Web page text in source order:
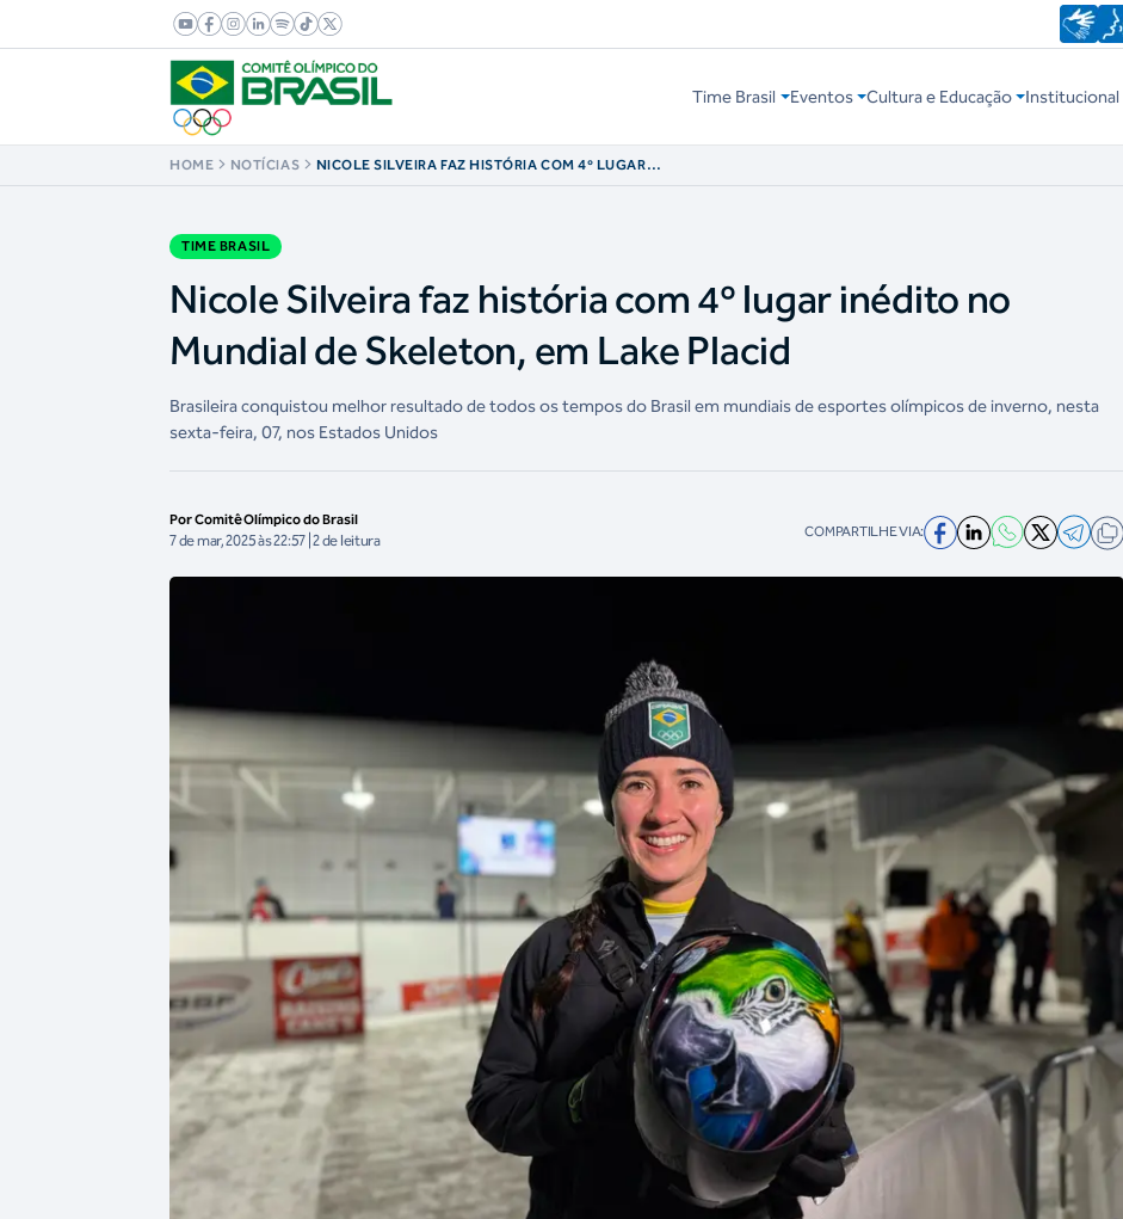
Time Brasil Eventos Cultura e Educação Institucional
HOME NOTÍCIAS
NICOLE SILVEIRA FAZ HISTÓRIA COM 4º LUGAR
TIME BRASIL
Nicole Silveira faz história com 4º lugar inédito no
Mundial de Skeleton, em Lake Placid
Brasileira conquistou melhor resultado de todos os tempos do Brasil em mundiais de esportes olímpicos de inverno, nesta
sexta-feira, 07, nos Estados Unidos
Por Comitê Olímpico do Brasil
7 de mar, 2025 às 22:57 | 2 de leitura COMPARTILHE VIA: